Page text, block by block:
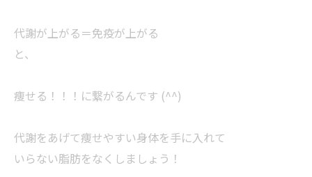
代謝が上がる＝免疫が上がる
と、
痩せる！！！に繋がるんです (^^)
代謝をあげて痩せやすい身体を手に入れて
いらない脂肪をなくしましょう！